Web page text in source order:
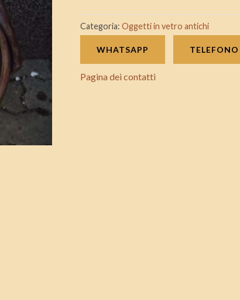
quantità
Categoria: Oggetti in vetro antichi
WHATSAPP TELEFONO
Pagina dei contatti